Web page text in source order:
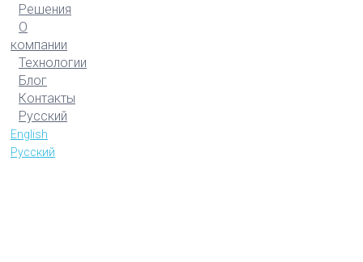
Решения
О
компании
Технологии
Блог
Контакты
Русский
English
Русский